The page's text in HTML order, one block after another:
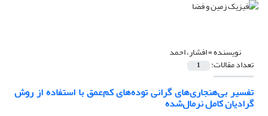
نویسنده =افشار، احمد
تعداد مقالات: 1
تفسیر بی‌هنجاری‌های گرانی توده‌‌های کم‌عمق با استفاده از روش‌
گرادیان کامل نرمال‌شده